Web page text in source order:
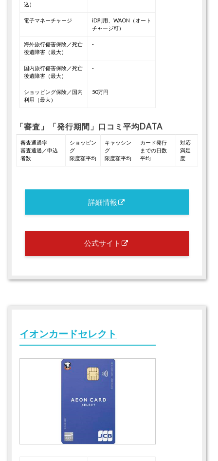
込）
電子マネーチャージ
iD利用、WAON（オート
チャージ可）
海外旅行傷害保険／死亡
後遺障害（最大）
-
国内旅行傷害保険／死亡
後遺障害（最大）
-
ショッピング保険／国内
利用（最大）
50万円
「審査」「発行期間」口コミ平均DATA
審査通過率
審査通過／申込
者数
ショッピン
グ
限度額平均
キャッシン
グ
限度額平均
カード発行
までの日数
平均
対応
満足
度
詳細情報
公式サイト
イオンカードセレクト